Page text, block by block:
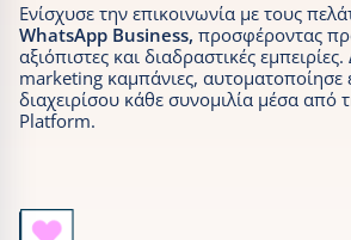
Ενίσχυσε την επικοινωνία με τους
WhatsApp Business, προσφέροντας
αξιόπιστες και διαδραστικές
marketing καμπάνιες, αυτοματοποίησε
διαχειρίσου κάθε συνομιλία μέσα από
Platform.